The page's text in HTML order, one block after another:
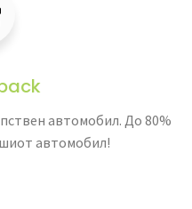
автомобил. До 80%
автомобил!